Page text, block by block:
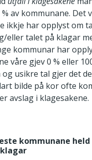
av kommunane. Det
ikkje har opplyst om
eller talet på klagar
kommunar har
våre gjev 0 % eller
og usikre tal gjer det
bilde på kor ofte
avslag i klagesakene.
kommunane